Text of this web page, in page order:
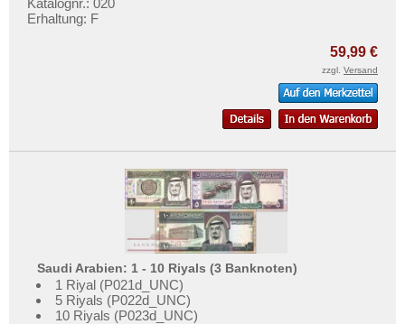
Tadschikistan
Vereinigte Arabische Emirate
Testbanknoten
Preislisten
Ankauf
Erhaltungsgrade
Erhaltung: F
59,99 €
zzgl. Versand
Saudi Arabien: 1 - 10 Riyals (3 Banknoten)
1 Riyal (P021d_UNC)
5 Riyals (P022d_UNC)
10 Riyals (P023d_UNC)